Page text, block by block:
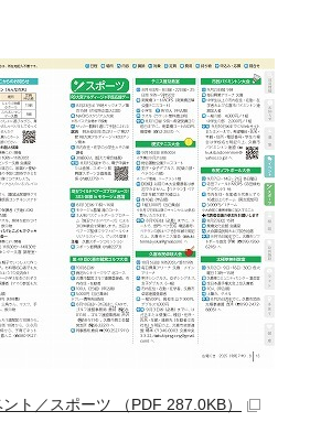
ト／スポーツ （PDF 287.0KB）